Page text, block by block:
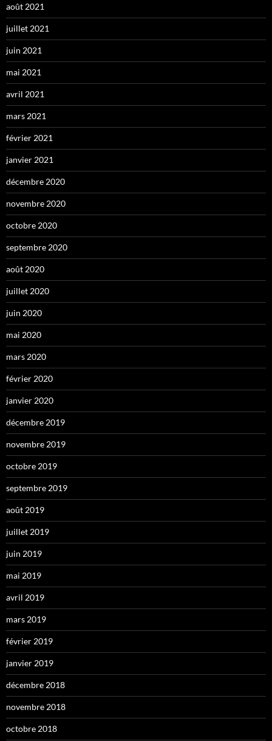
août 2021
juillet 2021
juin 2021
mai 2021
avril 2021
mars 2021
février 2021
janvier 2021
décembre 2020
novembre 2020
octobre 2020
septembre 2020
août 2020
juillet 2020
juin 2020
mai 2020
mars 2020
février 2020
janvier 2020
décembre 2019
novembre 2019
octobre 2019
septembre 2019
août 2019
juillet 2019
juin 2019
mai 2019
avril 2019
mars 2019
février 2019
janvier 2019
décembre 2018
novembre 2018
octobre 2018